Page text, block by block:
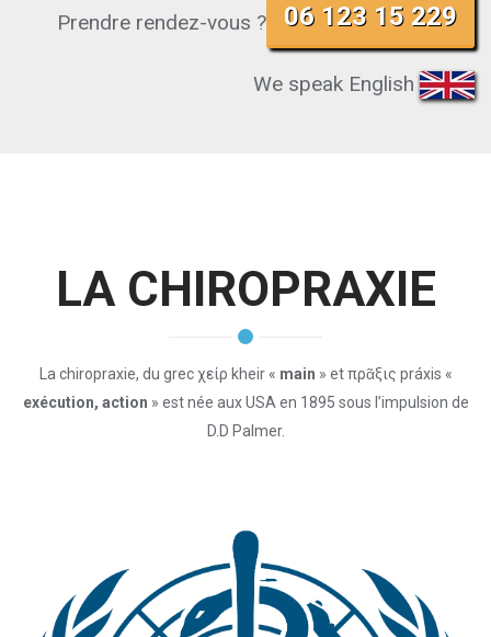
Prendre rendez-vous ? 06 123 15 229
We speak English
LA CHIROPRAXIE
La chiropraxie, du grec χείρ kheir « main » et πρᾶξις práxis «
exécution, action » est née aux USA en 1895 sous l’impulsion de
D.D Palmer.